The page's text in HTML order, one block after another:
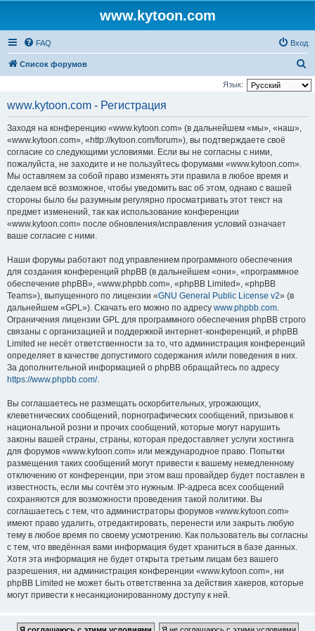
www.kytoon.com
FAQ Вход
Список форумов
о
Язык:
www.kytoon.com - Регистрация
Заходя на конференцию «www.kytoon.com» (в дальнейшем «мы», «наш»,
«www.kytoon.com», «http://kytoon.com/forum»), вы подтверждаете своё
согласие со следующими условиями. Если вы не согласны с ними,
пожалуйста, не заходите и не пользуйтесь форумами «www.kytoon.com».
Мы оставляем за собой право изменять эти правила в любое время и
сделаем всё возможное, чтобы уведомить вас об этом, однако с вашей
стороны было бы разумным регулярно просматривать этот текст на
предмет изменений, так как использование конференции
«www.kytoon.com» после обновления/исправления условий означает
ваше согласие с ними.
Наши форумы работают под управлением программного обеспечения
для создания конференций phpBB (в дальнейшем «они», «программное
обеспечение phpBB», «www.phpbb.com», «phpBB Limited», «phpBB
Teams»), выпущенного по лицензии «GNU General Public License v2» (в
дальнейшем «GPL»). Скачать его можно по адресу www.phpbb.com.
Ограничения лицензии GPL для программного обеспечения phpBB строго
связаны с организацией и поддержкой интернет-конференций, и phpBB
Limited не несёт ответственности за то, что администрация конференций
определяет в качестве допустимого содержания и/или поведения в них.
За дополнительной информацией о phpBB обращайтесь по адресу
https://www.phpbb.com/.
Вы соглашаетесь не размещать оскорбительных, угрожающих,
клеветнических сообщений, порнографических сообщений, призывов к
национальной розни и прочих сообщений, которые могут нарушить
законы вашей страны, страны, которая предоставляет услуги хостинга
для форумов «www.kytoon.com» или международное право. Попытки
размещения таких сообщений могут привести к вашему немедленному
отключению от конференции, при этом ваш провайдер будет поставлен в
известность, если мы сочтём это нужным. IP-адреса всех сообщений
сохраняются для возможности проведения такой политики. Вы
соглашаетесь с тем, что администраторы форумов «www.kytoon.com»
имеют право удалить, отредактировать, перенести или закрыть любую
тему в любое время по своему усмотрению. Как пользователь вы согласны
с тем, что введённая вами информация будет храниться в базе данных.
Хотя эта информация не будет открыта третьим лицам без вашего
разрешения, ни администрация конференции «www.kytoon.com», ни
phpBB Limited не может быть ответственна за действия хакеров, которые
могут привести к несанкционированному доступу к ней.